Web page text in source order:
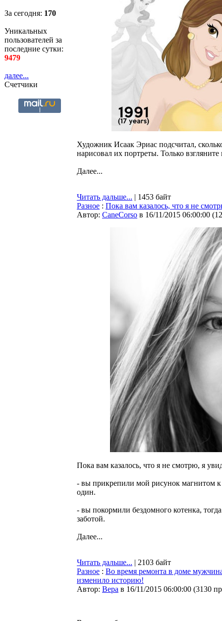
За сегодня: 170
Уникальных
пользователей за
последние сутки:
9479
далее...
Счетчики
Художник Исаак Эриас подсчитал,
нарисовал их портреты. Только взгляните
Далее...
Читать дальше... | 1453 байт
Разное : Пока вам казалось, что я не
Автор: CaneCorso в 16/11/2015 06:00:00 (
Пока вам казалось, что я не смотрю, я
- вы прикрепили мой рисунок магнитом к
один.
- вы покормили бездомного котенка,
заботой.
Далее...
Читать дальше... | 2103 байт
Разное : Во время ремонта в доме
изменило историю!
Автор: Bepa в 16/11/2015 06:00:00 (3130